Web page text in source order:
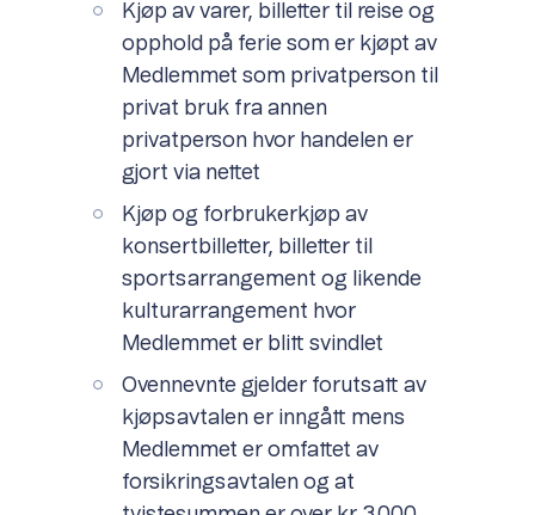
Kjøp av varer, billetter til reise og
opphold på ferie som er kjøpt av
Medlemmet som privatperson til
privat bruk fra annen
privatperson hvor handelen er
gjort via nettet
Kjøp og forbrukerkjøp av
konsertbilletter, billetter til
sportsarrangement og likende
kulturarrangement hvor
Medlemmet er blitt svindlet
Ovennevnte gjelder forutsatt av
kjøpsavtalen er inngått mens
Medlemmet er omfattet av
forsikringsavtalen og at